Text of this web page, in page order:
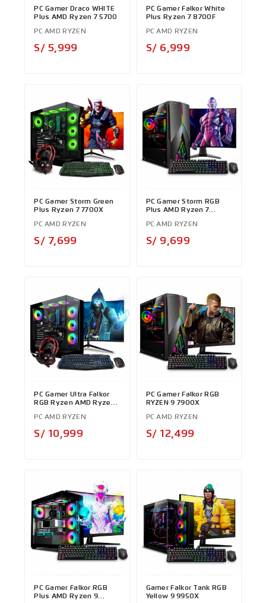
PC Gamer Draco WHITE
Plus AMD Ryzen 7 5700
PC AMD RYZEN
S/ 5,999
PC Gamer Falkor White
Plus Ryzen 7 8700F
PC AMD RYZEN
S/ 6,999
PC Gamer Storm Green
Plus Ryzen 7 7700X
PC AMD RYZEN
S/ 7,699
PC Gamer Storm RGB
Plus AMD Ryzen 7
PC AMD RYZEN
S/ 9,699
PC Gamer Ultra Falkor
RGB Ryzen AMD Ryzen
PC AMD RYZEN
S/ 10,999
PC Gamer Falkor RGB
RYZEN 9 7900X
PC AMD RYZEN
S/ 12,499
PC Gamer Falkor RGB
Plus AMD Ryzen 9
Gamer Falkor Tank RGB
Yellow 9 9950X